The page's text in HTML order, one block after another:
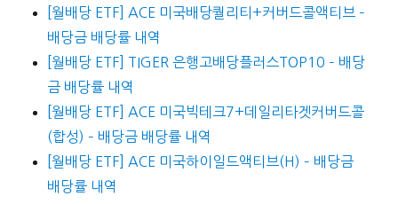
[월배당 ETF] ACE 미국배당퀄리티+커버드콜액티브 –
배당금 배당률 내역
[월배당 ETF] TIGER 은행고배당플러스TOP10 – 배당
금 배당률 내역
[월배당 ETF] ACE 미국빅테크7+데일리타겟커버드콜
(합성) – 배당금 배당률 내역
[월배당 ETF] ACE 미국하이일드액티브(H) – 배당금
배당률 내역